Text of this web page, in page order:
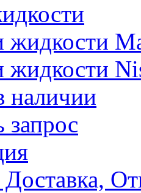
жидкости
жидкости
наличии
запрос